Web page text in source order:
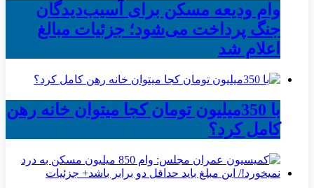
وام ودیعه مسکن برای آسیب‌دیدگان
جنگ پرداخت می‌شود؛ جزئیات مبالغ
اعلام شد
با 350میلیون تومان کجا میتوان خانه رهن
کامل کرد؟